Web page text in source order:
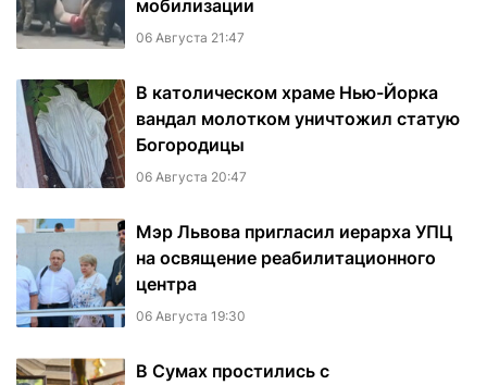
мобилизации
06 Августа 21:47
В католическом храме Нью-Йорка
вандал молотком уничтожил статую
Богородицы
06 Августа 20:47
Мэр Львова пригласил иерарха УПЦ
на освящение реабилитационного
центра
06 Августа 19:30
В Сумах простились с